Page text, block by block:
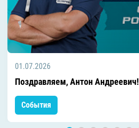
01.07.2026
Поздравляем, Антон Андреевич!
События